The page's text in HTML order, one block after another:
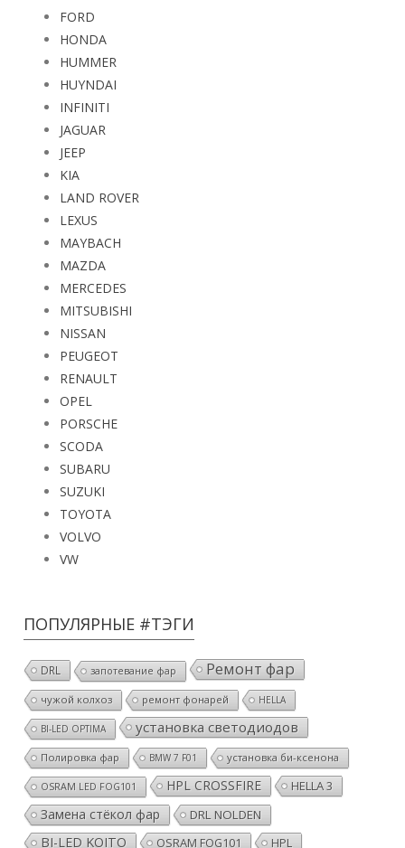
FORD
HONDA
HUMMER
HUYNDAI
INFINITI
JAGUAR
JEEP
KIA
LAND ROVER
LEXUS
MAYBACH
MAZDA
MERCEDES
MITSUBISHI
NISSAN
PEUGEOT
RENAULT
OPEL
PORSCHE
SCODA
SUBARU
SUZUKI
TOYOTA
VOLVO
VW
DRL запотевание фар Ремонт фар
чужой колхоз ремонт фонарей HELLA
BI-LED OPTIMA установка светодиодов
Полировка фар BMW 7 F01 установка би-ксенона
OSRAM LED FOG101 HPL CROSSFIRE HELLA 3
Замена стёкол фар DRL NOLDEN
BI-LED KOITO OSRAM FOG101
HPL